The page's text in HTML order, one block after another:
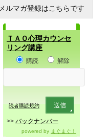
メルマガ登録はこちらです
ＴＡＯ心理カウンセ
リング講座
購読 解除
読者購読規約
>> バックナンバー
powered by まぐまぐ！